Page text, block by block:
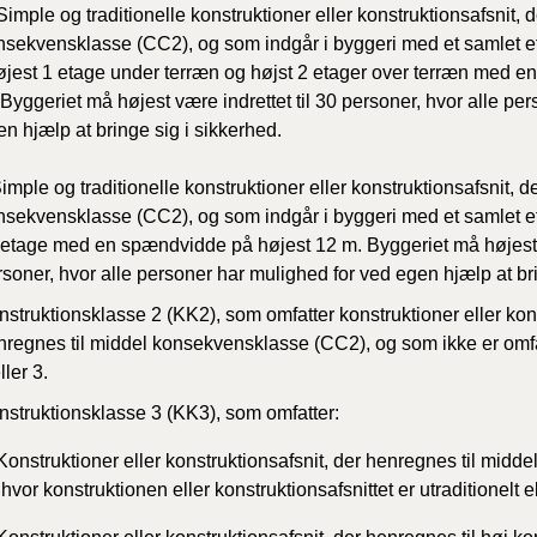
og traditionelle konstruktioner eller konstruktionsafsnit,
(CC2), og som indgår i byggeri med et samlet
1 etage under terræn og højst 2 etager over terræn med
må højest være indrettet til 30 personer, hvor alle
hjælp at bringe sig i sikkerhed.
og traditionelle konstruktioner eller konstruktionsafsnit,
(CC2), og som indgår i byggeri med et samlet
med en spændvidde på højest 12 m. Byggeriet må
hvor alle personer har mulighed for ved egen hjælp at
2 (KK2), som omfatter konstruktioner eller
til middel konsekvensklasse (CC2), og som ikke er
3.
3 (KK3), som omfatter:
eller konstruktionsafsnit, der henregnes til
konstruktionen eller konstruktionsafsnittet er utraditionelt